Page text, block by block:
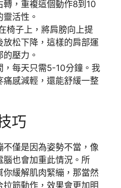
轉，重複這個動作8到10
活性。
椅子上，將肩膀向上提
松下降，這樣的肩部運
壓力。
，每天只需5-10分鐘。我
感減輕，還能舒緩一整
巧
僅是因為姿勢不當，像
腦也會加重此情況。所
緩解肌肉緊繃，那當然
筋動作，效果會更加明